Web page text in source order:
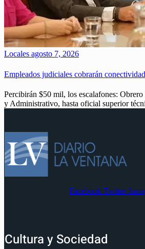
Locales agosto 7, 2026
Empleados judiciales cobrarán conectividad
Percibirán $50 mil, los escalafones:
y Administrativo, hasta oficial superior
Facebook Twitter
Cultura y Sociedad